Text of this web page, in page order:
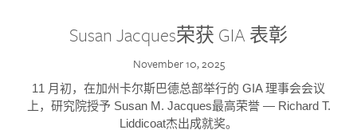
Susan Jacques荣获 GIA 表彰
November 10, 2025
11 月初，在加州卡尔斯巴德总部举行的 GIA 理事会会议
上，研究院授予 Susan M. Jacques最高荣誉 — Richard T.
Liddicoat杰出成就奖。